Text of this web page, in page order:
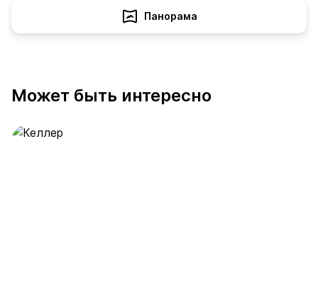
Панорама
Может быть интересно